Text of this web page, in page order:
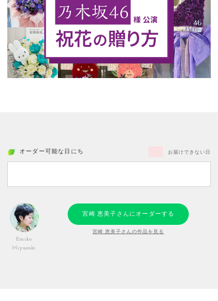
オーダー可能な日にち お届けできない日
Emiko
Miyazaki
宮崎 恵美子さんにオーダーする
宮崎 恵美子さんの作品を見る